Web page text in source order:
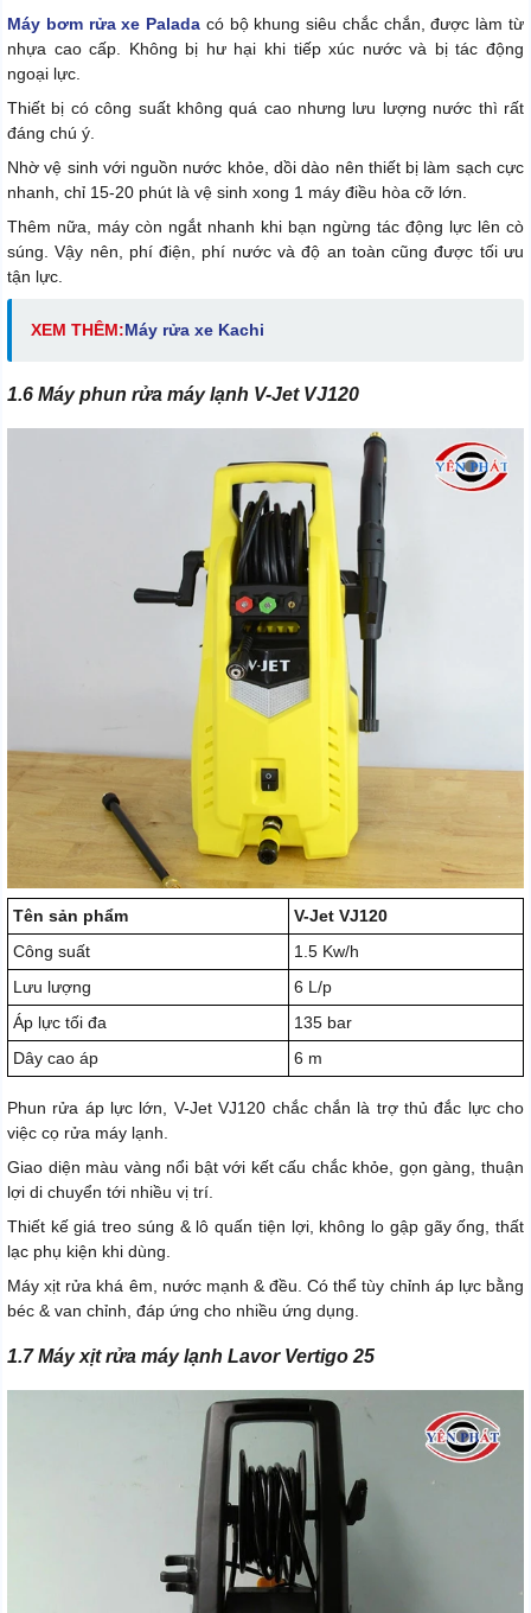
Máy bơm rửa xe Palada có bộ khung siêu chắc chắn, được làm từ
nhựa cao cấp. Không bị hư hại khi tiếp xúc nước và bị tác động
ngoại lực.
Thiết bị có công suất không quá cao nhưng lưu lượng nước thì rất
đáng chú ý.
Nhờ vệ sinh với nguồn nước khỏe, dồi dào nên thiết bị làm sạch cực
nhanh, chỉ 15-20 phút là vệ sinh xong 1 máy điều hòa cỡ lớn.
Thêm nữa, máy còn ngắt nhanh khi bạn ngừng tác động lực lên cò
súng. Vậy nên, phí điện, phí nước và độ an toàn cũng được tối ưu
tận lực.
XEM THÊM:Máy rửa xe Kachi
1.6 Máy phun rửa máy lạnh V-Jet VJ120
Tên sản phẩm
V-Jet VJ120
Công suất
1.5 Kw/h
Lưu lượng
6 L/p
Áp lực tối đa
135 bar
Dây cao áp
6 m
Phun rửa áp lực lớn, V-Jet VJ120 chắc chắn là trợ thủ đắc lực cho
việc cọ rửa máy lạnh.
Giao diện màu vàng nổi bật với kết cấu chắc khỏe, gọn gàng, thuận
lợi di chuyển tới nhiều vị trí.
Thiết kế giá treo súng & lô quấn tiện lợi, không lo gập gãy ống, thất
lạc phụ kiện khi dùng.
Máy xịt rửa khá êm, nước mạnh & đều. Có thể tùy chỉnh áp lực bằng
béc & van chỉnh, đáp ứng cho nhiều ứng dụng.
1.7 Máy xịt rửa máy lạnh Lavor Vertigo 25